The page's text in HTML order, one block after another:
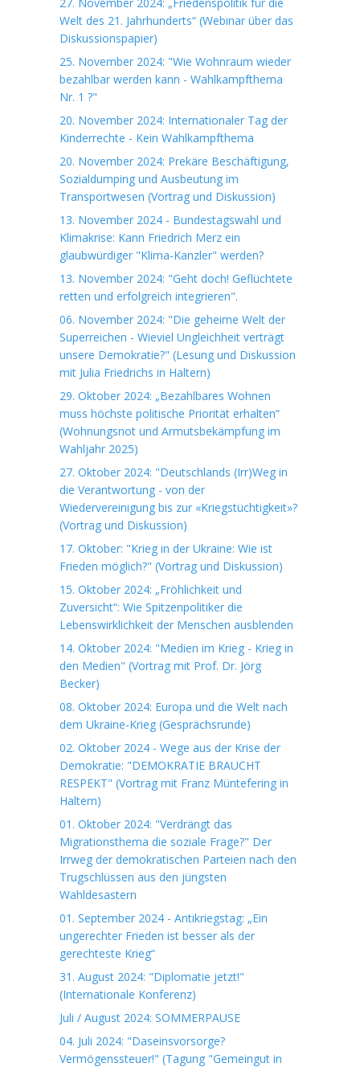
Welt des 21. Jahrhunderts“ (Webinar über das
Diskussionspapier)
25. November 2024: "Wie Wohnraum wieder
bezahlbar werden kann - Wahlkampfthema
Nr. 1 ?"
20. November 2024: Internationaler Tag der
Kinderrechte - Kein Wahlkampfthema
20. November 2024: Prekäre Beschäftigung,
Sozialdumping und Ausbeutung im
Transportwesen (Vortrag und Diskussion)
13. November 2024 - Bundestagswahl und
Klimakrise: Kann Friedrich Merz ein
glaubwürdiger "Klima-Kanzler" werden?
13. November 2024: "Geht doch! Geflüchtete
retten und erfolgreich integrieren".
06. November 2024: "Die geheime Welt der
Superreichen - Wieviel Ungleichheit verträgt
unsere Demokratie?" (Lesung und Diskussion
mit Julia Friedrichs in Haltern)
29. Oktober 2024: „Bezahlbares Wohnen
muss höchste politische Priorität erhalten“
(Wohnungsnot und Armutsbekämpfung im
Wahljahr 2025)
27. Oktober 2024: "Deutschlands (Irr)Weg in
die Verantwortung - von der
Wiedervereinigung bis zur «Kriegstüchtigkeit»?
(Vortrag und Diskussion)
17. Oktober: "Krieg in der Ukraine: Wie ist
Frieden möglich?" (Vortrag und Diskussion)
15. Oktober 2024: „Fröhlichkeit und
Zuversicht“: Wie Spitzenpolitiker die
Lebenswirklichkeit der Menschen ausblenden
14. Oktober 2024: "Medien im Krieg - Krieg in
den Medien" (Vortrag mit Prof. Dr. Jörg
Becker)
08. Oktober 2024: Europa und die Welt nach
dem Ukraine-Krieg (Gesprächsrunde)
02. Oktober 2024 - Wege aus der Krise der
Demokratie: "DEMOKRATIE BRAUCHT
RESPEKT" (Vortrag mit Franz Müntefering in
Haltern)
01. Oktober 2024: "Verdrängt das
Migrationsthema die soziale Frage?" Der
Irrweg der demokratischen Parteien nach den
Trugschlüssen aus den jüngsten
Wahldesastern
01. September 2024 - Antikriegstag: „Ein
ungerechter Frieden ist besser als der
gerechteste Krieg“
31. August 2024: "Diplomatie jetzt!"
(Internationale Konferenz)
Juli / August 2024: SOMMERPAUSE
04. Juli 2024: "Daseinsvorsorge?
Vermögenssteuer!" (Tagung "Gemeingut in